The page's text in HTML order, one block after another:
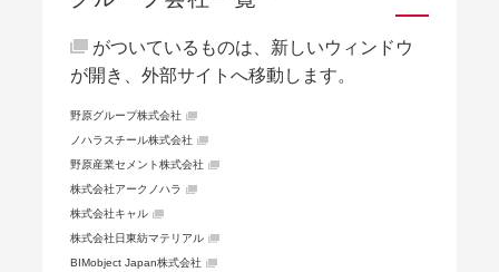
がついているものは、新しいウィンドウ
が開き、外部サイトへ移動します。
野原グループ株式会社
ノハラスチール株式会社
野原産業セメント株式会社
株式会社アークノハラ
株式会社キャル
株式会社日東紡マテリアル
BIMobject Japan株式会社